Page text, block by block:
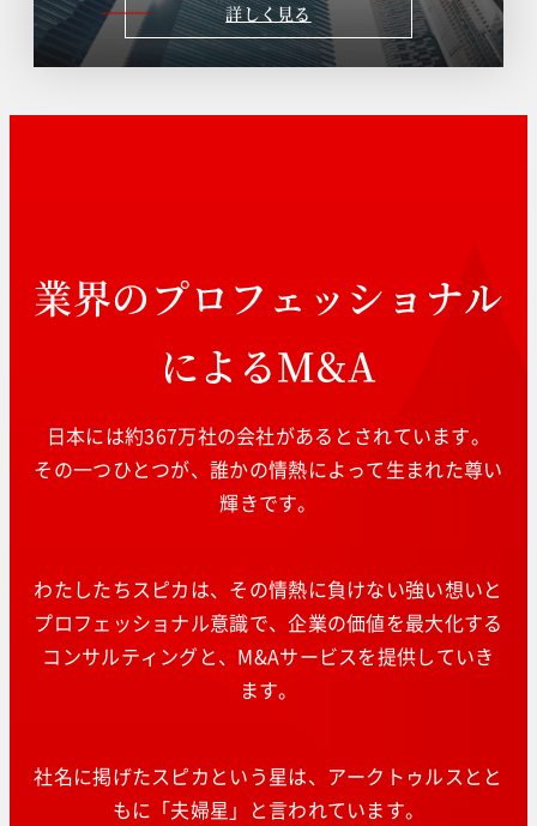
詳しく見る
業界のプロフェッショナル
によるM&A
日本には約367万社の会社があるとされています。
その一つひとつが、誰かの情熱によって生まれた尊い
輝きです。
わたしたちスピカは、その情熱に負けない強い想いと
プロフェッショナル意識で、企業の価値を最大化する
コンサルティングと、M&Aサービスを提供していき
ます。
社名に掲げたスピカという星は、アークトゥルスとと
もに「夫婦星」と言われています。